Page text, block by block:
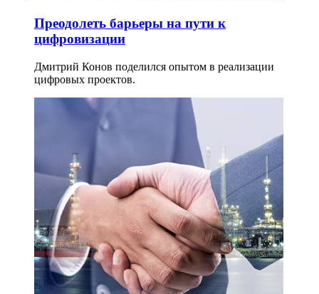
Преодолеть барьеры на пути к
цифровизации
Дмитрий Конов поделился опытом в реализации
цифровых проектов.